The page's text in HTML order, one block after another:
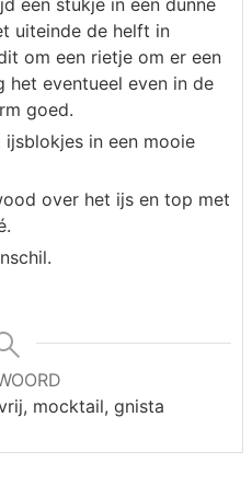
een stukje in een dunne
uiteinde de helft in
om een rietje om er een
het eventueel even in de
goed.
in een mooie
over het ijs en top met
mocktail, gnista